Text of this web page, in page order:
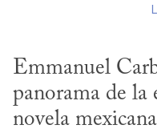
Emmanuel
panorama de la
novela